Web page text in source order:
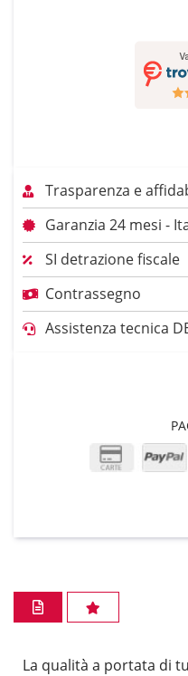
Trasparenza e
Garanzia 24 mesi -
SI detrazione fiscale
Contrassegno
Assistenza tecnica
La qualità a portata di